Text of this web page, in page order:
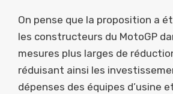
On pense que la proposition a
les constructeurs du MotoGP
mesures plus larges de
réduisant ainsi les
dépenses des équipes d’usine